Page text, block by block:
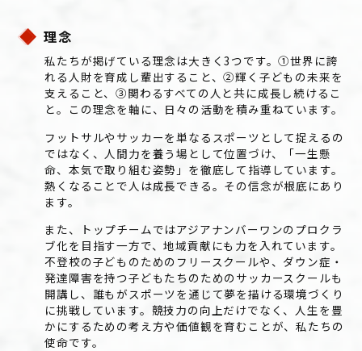
理念
私たちが掲げている理念は大きく3つです。①世界に誇
れる人財を育成し輩出すること、②輝く子どもの未来を
支えること、③関わるすべての人と共に成長し続けるこ
と。この理念を軸に、日々の活動を積み重ねています。
フットサルやサッカーを単なるスポーツとして捉えるの
ではなく、人間力を養う場として位置づけ、「一生懸
命、本気で取り組む姿勢」を徹底して指導しています。
熱くなることで人は成長できる。その信念が根底にあり
ます。
また、トップチームではアジアナンバーワンのプロクラ
ブ化を目指す一方で、地域貢献にも力を入れています。
不登校の子どものためのフリースクールや、ダウン症・
発達障害を持つ子どもたちのためのサッカースクールも
開講し、誰もがスポーツを通じて夢を描ける環境づくり
に挑戦しています。競技力の向上だけでなく、人生を豊
かにするための考え方や価値観を育むことが、私たちの
使命です。